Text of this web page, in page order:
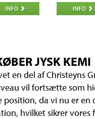
JYSK KEMI
en del af Christeyns
vil fortsætte som
position, da vi nu er
hvilket sikrer